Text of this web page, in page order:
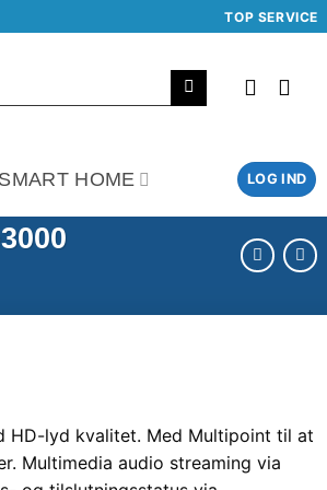
TOP SERVICE
SMART HOME LOG IND
HD-lyd kvalitet. Med Multipoint til at
Multimedia audio streaming via